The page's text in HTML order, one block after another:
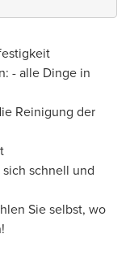
- alle Dinge in
Reinigung der
schnell und
Sie selbst, wo